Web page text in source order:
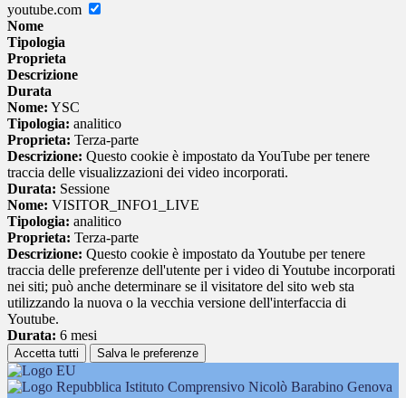
youtube.com
Nome
Tipologia
Proprieta
Descrizione
Durata
Nome: YSC
Tipologia: analitico
Proprieta: Terza-parte
Descrizione: Questo cookie è impostato da YouTube per tenere
traccia delle visualizzazioni dei video incorporati.
Durata: Sessione
Nome: VISITOR_INFO1_LIVE
Tipologia: analitico
Proprieta: Terza-parte
Descrizione: Questo cookie è impostato da Youtube per tenere
traccia delle preferenze dell'utente per i video di Youtube incorporati
nei siti; può anche determinare se il visitatore del sito web sta
utilizzando la nuova o la vecchia versione dell'interfaccia di
Youtube.
Durata: 6 mesi
Accetta tutti Salva le preferenze
Istituto Comprensivo Nicolò Barabino Genova